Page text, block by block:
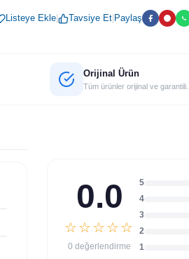
Listeye Ekle| Tavsiye Et| Paylaş
Orijinal Ürün
Tüm ürünler orijinal ve garantili.
0.0
☆☆☆☆☆
0 değerlendirme
5
4
3
2
1